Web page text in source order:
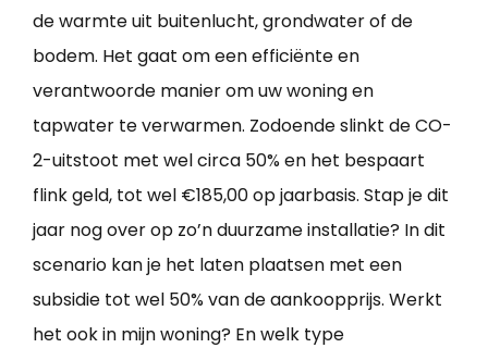
de warmte uit buitenlucht, grondwater of de
bodem. Het gaat om een efficiënte en
verantwoorde manier om uw woning en
tapwater te verwarmen. Zodoende slinkt de CO-
2-uitstoot met wel circa 50% en het bespaart
flink geld, tot wel €185,00 op jaarbasis. Stap je dit
jaar nog over op zo’n duurzame installatie? In dit
scenario kan je het laten plaatsen met een
subsidie tot wel 50% van de aankoopprijs. Werkt
het ook in mijn woning? En welk type